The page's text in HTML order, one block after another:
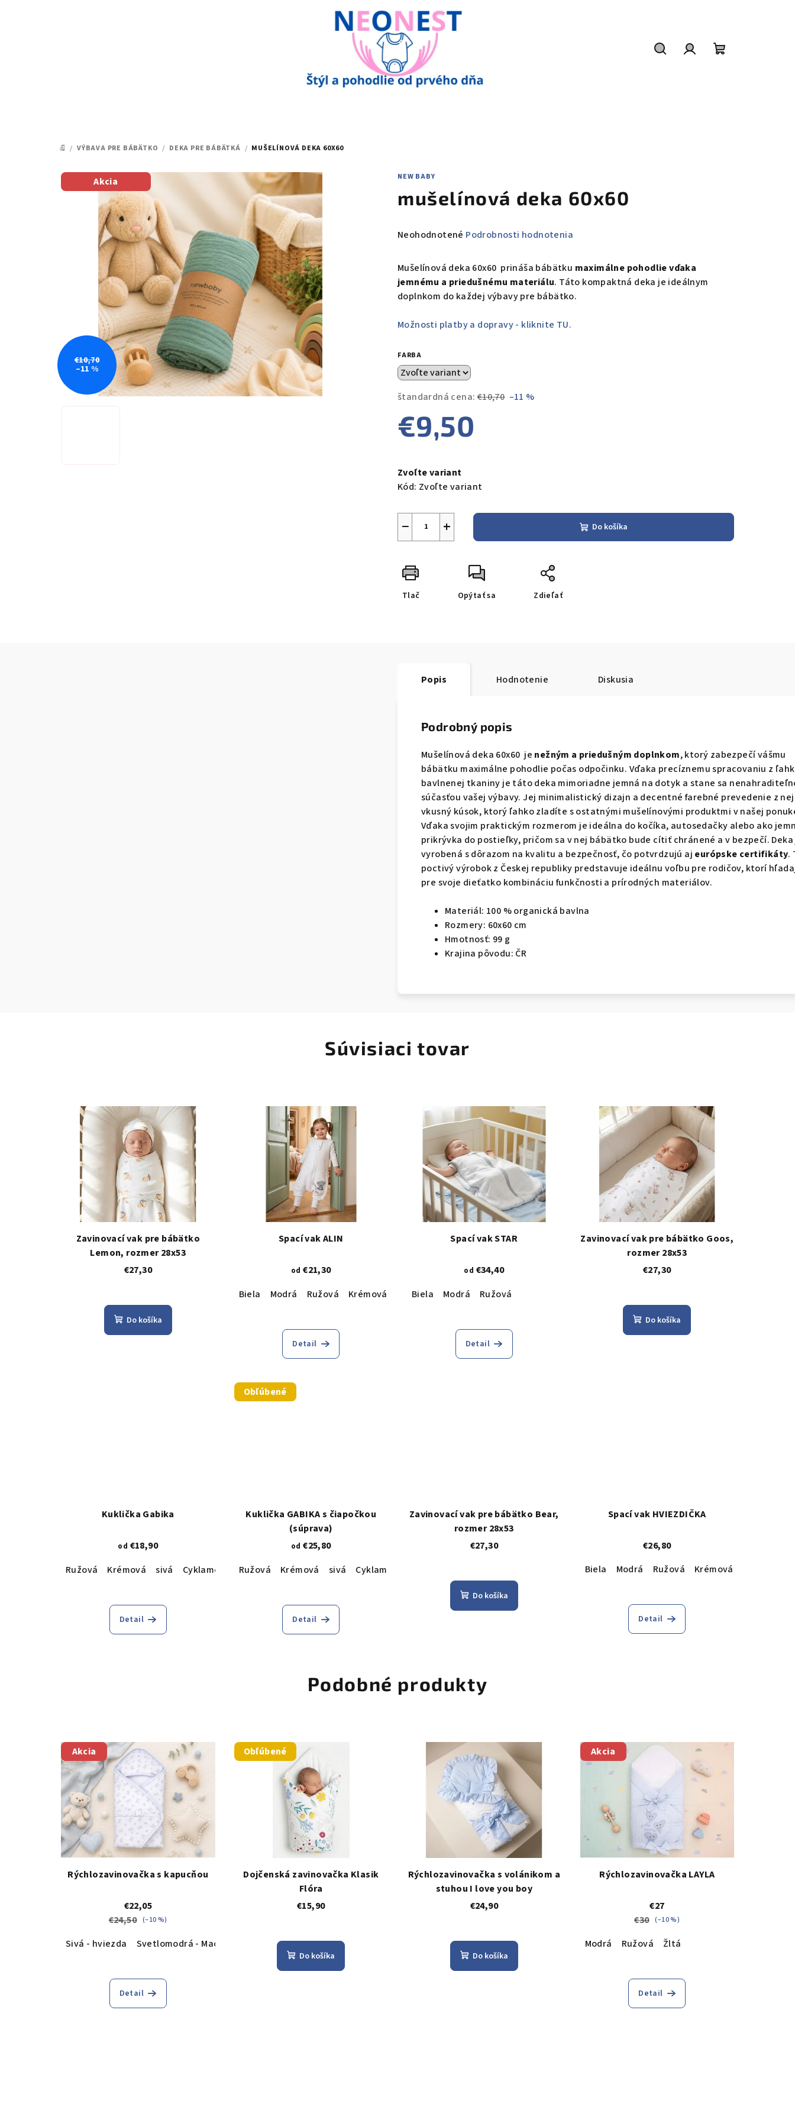
DOMOV
/ VÝBAVA PRE BÁBÄTKO / DEKA PRE BÁBÄTKÁ / MUŠELÍNOVÁ DEKA 60X60
NEW BABY
mušelínová deka 60x60
Priemerné
produktu
je
0,0
5
hviezdičiek.
Neohodnotené Podrobnosti hodnotenia
Mušelínová deka 60x60 prináša bábätku maximálne pohodlie vďaka
jemnému a priedušnému materiálu. Táto kompaktná deka je ideálnym
doplnkom do každej výbavy pre bábätko.
Možnosti platby a dopravy - kliknite TU.
FARBA
štandardná cena: €10,70 –11 %
€9,50
cena:
Zvoľte variant
Kód: Zvoľte variant
+
− Do košíka
Tlač Opýtať sa Zdieľať
Akcia
€10,70
–11 %
Popis Hodnotenie Diskusia
Podrobný popis
Mušelínová deka 60x60 je nežným a priedušným doplnkom, ktorý zabezpečí vášmu
bábätku maximálne pohodlie počas odpočinku. Vďaka precíznemu spracovaniu z
bavlnenej tkaniny je táto deka mimoriadne jemná na dotyk a stane sa
súčasťou vašej výbavy. Jej minimalistický dizajn a decentné farebné prevedenie z
vkusný kúsok, ktorý ľahko zladíte s ostatnými mušelínovými produktmi v našej
Vďaka svojim praktickým rozmerom je ideálna do kočíka, autosedačky alebo ako
prikrývka do postieľky, pričom sa v nej bábätko bude cítiť chránené a v bezpečí.
vyrobená s dôrazom na kvalitu a bezpečnosť, čo potvrdzujú aj európske certifikáty.
poctivý výrobok z Českej republiky predstavuje ideálnu voľbu pre rodičov, ktorí
pre svoje dieťatko kombináciu funkčnosti a prírodných materiálov.
Materiál: 100 % organická bavlna
Rozmery: 60x60 cm
Hmotnosť: 99 g
Krajina pôvodu: ČR
Súvisiaci tovar
Zavinovací vak pre bábätko
Lemon, rozmer 28x53
€27,30
Do košíka
Spací vak ALIN
od €21,30
Biela
Modrá Ružová Krémová
Detail
Spací vak STAR
od €34,40
Biela
Modrá Ružová
Detail
Zavinovací vak pre bábätko Goos,
rozmer 28x53
€27,30
Do košíka
Kuklička Gabika
od €18,90
Ružová
Krémová sivá Cyklamenová
Detail
Obľúbené
Kuklička GABIKA s čiapočkou
(súprava)
od €25,80
Ružová
Krémová sivá Cyklamenová
Detail
Zavinovací vak pre bábätko Bear,
rozmer 28x53
€27,30
Do košíka
Spací vak HVIEZDIČKA
€26,80
Biela
Modrá Ružová Krémová
Detail
Podobné produkty
Akcia
Rýchlozavinovačka s kapucňou
€22,05
€24,50 (–10 %)
Sivá - hviezda Svetlomodrá - Macík
Detail
Obľúbené
Dojčenská zavinovačka Klasik
Flóra
€15,90
Do košíka
Rýchlozavinovačka s volánikom a
stuhou I love you boy
€24,90
Do košíka
Akcia
Rýchlozavinovačka LAYLA
€27
€30 (–10 %)
Modrá Ružová Žltá
Detail